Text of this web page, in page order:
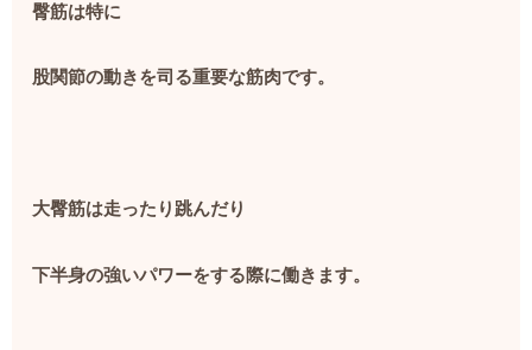
臀筋は特に
股関節の動きを司る重要な筋肉です。
大臀筋は走ったり跳んだり
下半身の強いパワーをする際に働きます。